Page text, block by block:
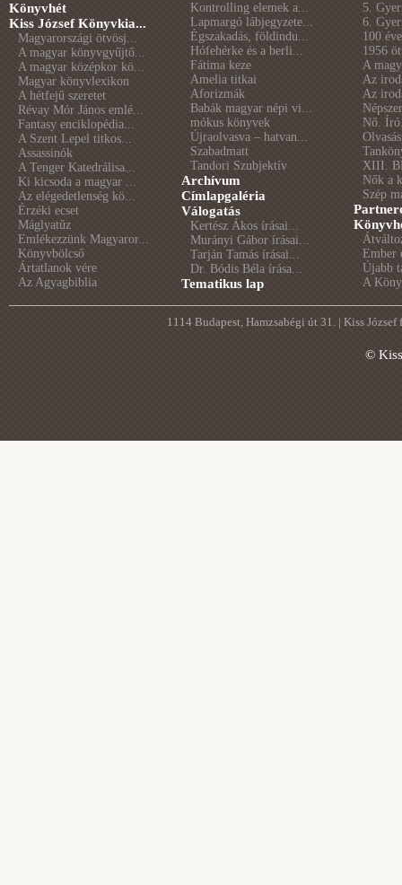
Könyvhét
Kiss József Könyvkia...
Magyarországi ötvösj...
A magyar könyvgyűjtő...
A magyar középkor kö...
Magyar könyvlexikon
A hétfejű szeretet
Révay Mór János emlé...
Fantasy enciklopédia...
A Szent Lepel titkos...
Assassinók
A Tenger Katedrálisa...
Ki kicsoda a magyar ...
Az elégedetlenség kö...
Érzéki ecset
Máglyatűz
Emlékezzünk Magyaror...
Könyvbölcső
Ártatlanok vére
Az Agyagbiblia
Kontrolling elemek a...
Lapmargó lábjegyzete...
Égszakadás, földindu...
Hófehérke és a berli...
Fátima keze
Amelia titkai
Aforizmák
Babák magyar népi vi...
mókus könyvek
Újraolvasva – hatvan...
Szabadmatt
Tandori Szubjektív
Archívum
Címlapgaléria
Válogatás
Kertész Ákos írásai...
Murányi Gábor írásai...
Tarján Tamás írásai...
Dr. Bódis Béla írása...
Tematikus lap
5.
6.
100
1956
A
Az
Az
Nő.
XIII.
Nők a
Szép
Ember
Újabb
A
1114 Budapest, Hamzsabégi út 31. | Kiss
©